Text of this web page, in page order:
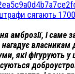
сягають
амброзії, і саме
власникам
які фігурують у